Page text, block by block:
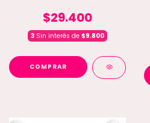
$29.400
3 Sin interés de $9.800
COMPRAR